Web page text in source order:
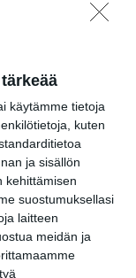
käytämme tietoja
kuten
ja sisällön
kehittämisen
suostumuksellasi
laitteen
meidän ja